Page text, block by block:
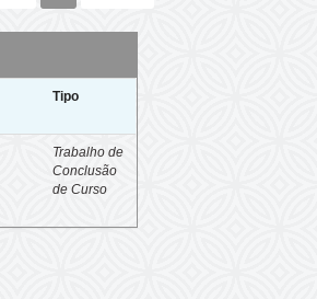
Tipo
Trabalho de
Conclusão
de Curso